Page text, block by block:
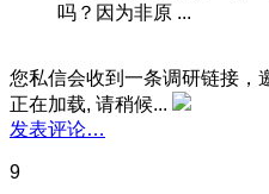
吗？因为非原 ...
您私信会收到一条调研链接，
正在加载, 请稍候...
发表评论…
9